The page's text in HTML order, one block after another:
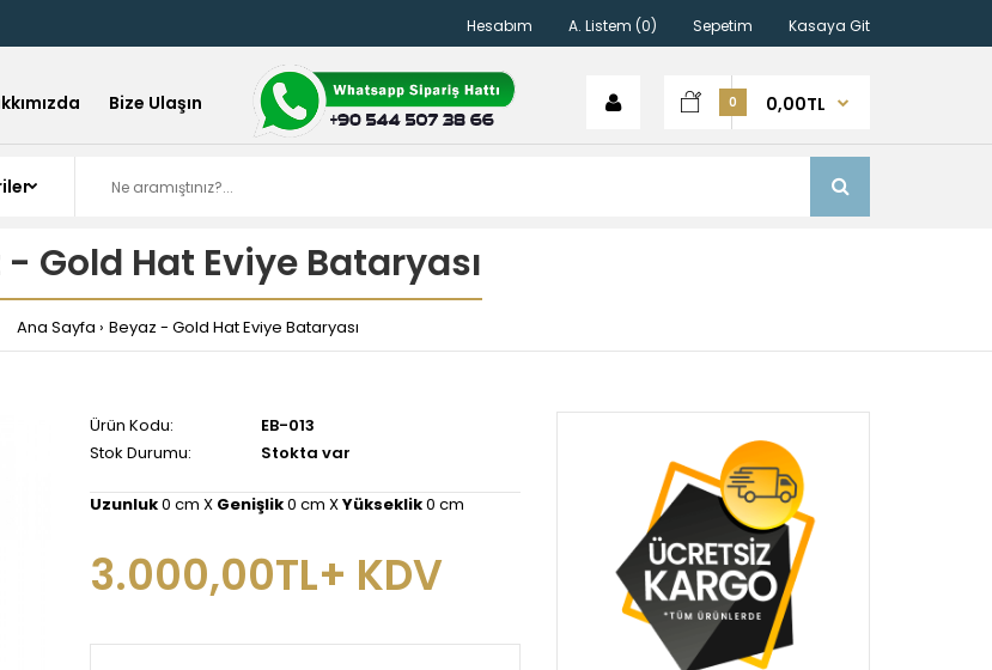
Hesabım A. Listem (0) Sepetim Kasaya Git
Bize Ulaşın 0 0,00TL
- Gold Hat Eviye Bataryası
Ana Sayfa Beyaz - Gold Hat Eviye Bataryası
Ürün Kodu:
EB-013
Stok Durumu:
Stokta var
Uzunluk0 cm X Genişlik0 cm XYükseklik0 cm
3.000,00TL+ KDV